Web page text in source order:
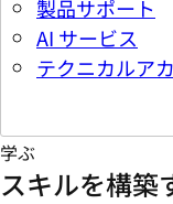
製品サポート
AI サービス
テクニカルア
学ぶ
スキルを構築